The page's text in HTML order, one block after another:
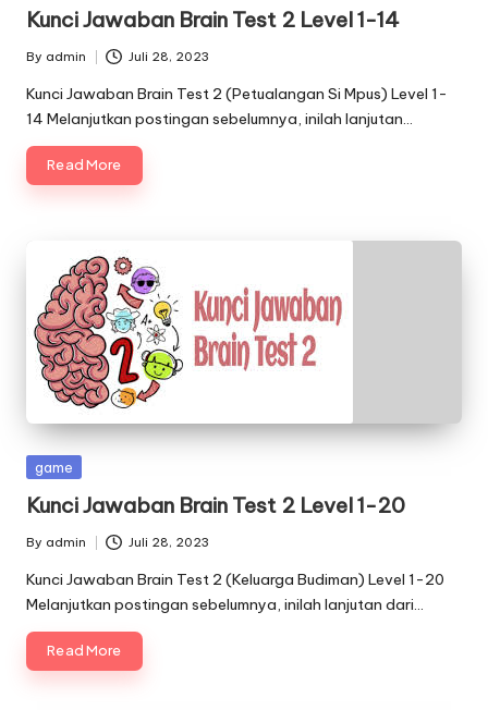
Kunci Jawaban Brain Test 2 Level 1-14
Posted
by
By admin Juli 28, 2023
Kunci Jawaban Brain Test 2 (Petualangan Si Mpus) Level 1-
14 Melanjutkan postingan sebelumnya, inilah lanjutan…
Read More
Posted
game
Kunci Jawaban Brain Test 2 Level 1-20
Posted
by
By admin Juli 28, 2023
Kunci Jawaban Brain Test 2 (Keluarga Budiman) Level 1-20
Melanjutkan postingan sebelumnya, inilah lanjutan dari…
Read More